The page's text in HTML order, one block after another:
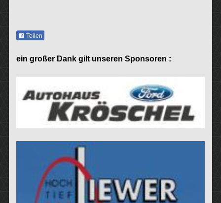
Teilen
ein großer Dank gilt unseren Sponsoren :